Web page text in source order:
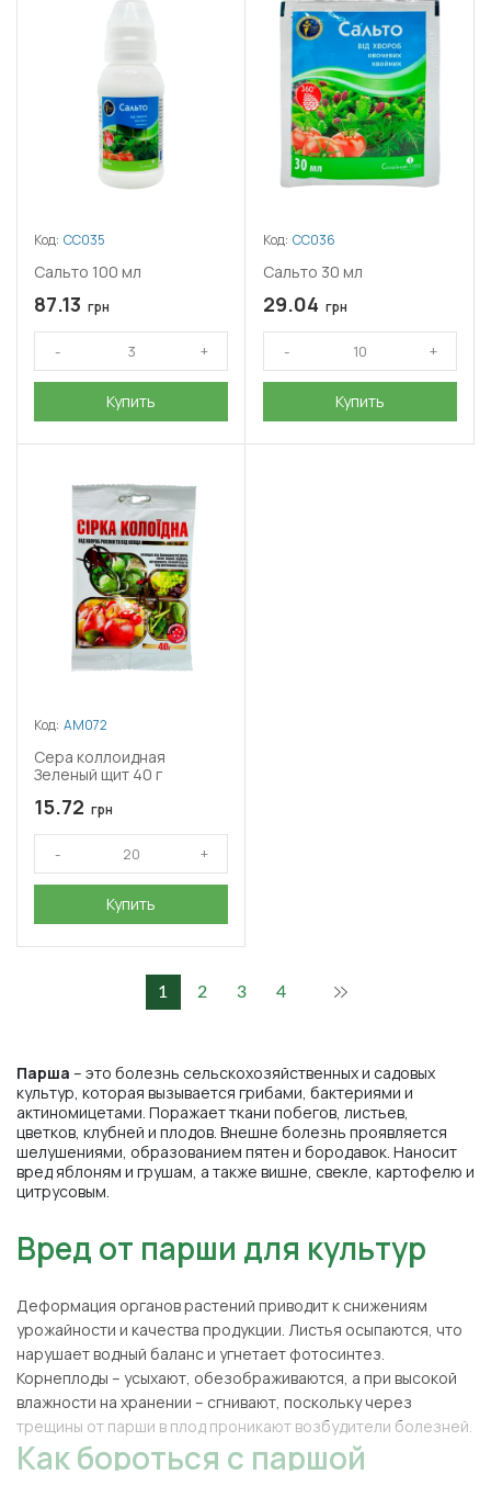
Парша – это болезнь сельскохозяйственных и садовых
культур, которая вызывается грибами, бактериями и
актиномицетами. Поражает ткани побегов, листьев,
цветков, клубней и плодов. Внешне болезнь проявляется
шелушениями, образованием пятен и бородавок. Наносит
вред яблоням и грушам, а также вишне, свекле, картофелю и
цитрусовым.
Код: СС035
Сальто 100 мл
87.13 грн
Купить
Код: СС036
Сальто 30 мл
29.04 грн
Купить
Код: АМ072
Сера коллоидная
Зеленый щит 40 г
15.72 грн
Купить
1 2 3 4
Вред от парши для культур
Деформация органов растений приводит к снижениям
урожайности и качества продукции. Листья осыпаются, что
нарушает водный баланс и угнетает фотосинтез.
Корнеплоды – усыхают, обезображиваются, а при высокой
влажности на хранении – сгнивают, поскольку через
трещины от парши в плод проникают возбудители болезней.
Как бороться с паршой